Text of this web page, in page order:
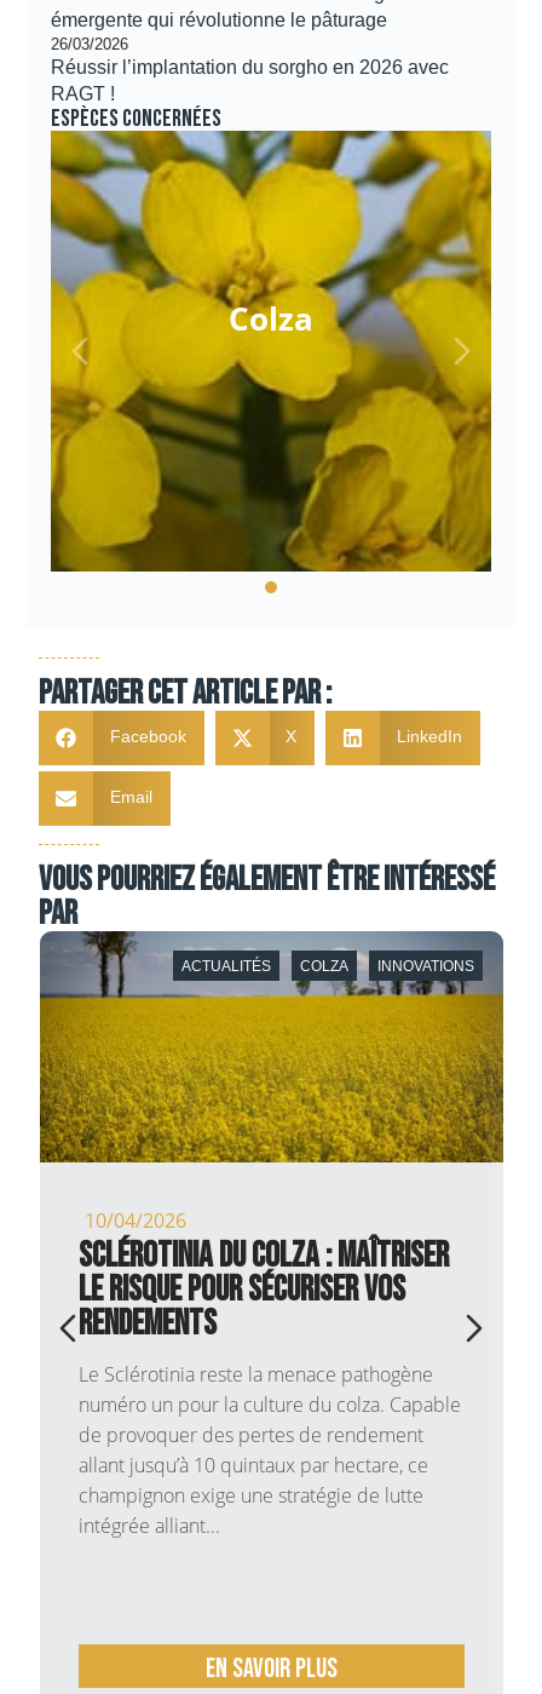
émergente qui révolutionne le pâturage
26/03/2026
Réussir l’implantation du sorgho en 2026 avec
RAGT !
Espèces concernées
Colza
Partager cet article par :
Facebook X LinkedIn
Email
Vous pourriez également être intéressé
par
ACTUALITÉS COLZA INNOVATIONS
10/04/2026
Sclérotinia du Colza : Maîtriser
le risque pour sécuriser vos
rendements
Le Sclérotinia reste la menace pathogène
numéro un pour la culture du colza. Capable
de provoquer des pertes de rendement
allant jusqu’à 10 quintaux par hectare, ce
champignon exige une stratégie de lutte
intégrée alliant...
En savoir plus